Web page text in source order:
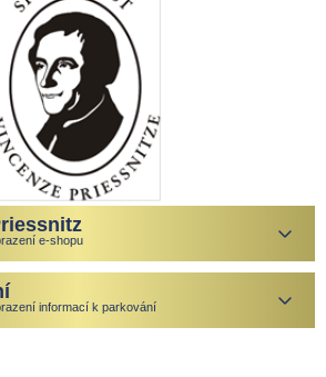
e-shopu
informací k parkování